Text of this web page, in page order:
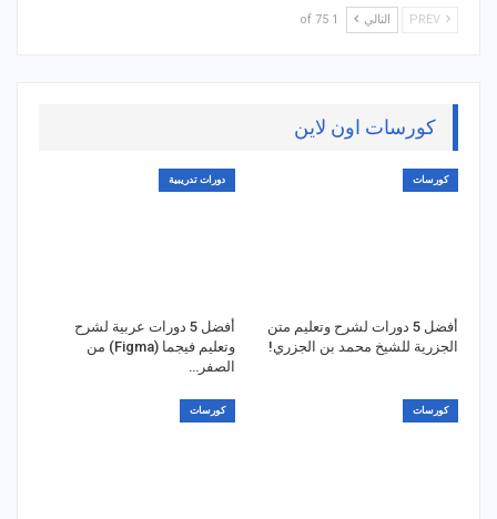
التالي 1 of 75
كورسات اون لاين
كورسات
أفضل 5 دورات لشرح وتعليم متن
الجزرية للشيخ محمد بن الجزري!
دورات تدريبية
أفضل 5 دورات عربية لشرح
وتعليم فيجما (Figma) من
الصفر…
كورسات كورسات